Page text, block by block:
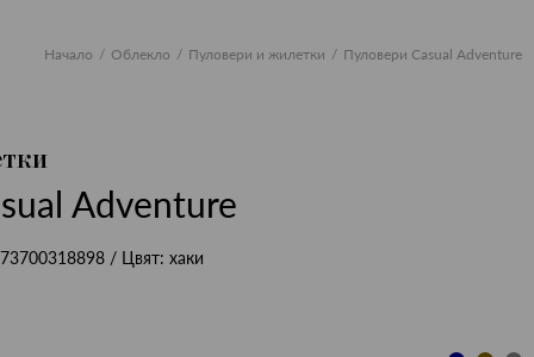
Начало Облекло Пуловери и жилетки Пуловери Casual Adventure
Adventure
/ Цвят: хаки